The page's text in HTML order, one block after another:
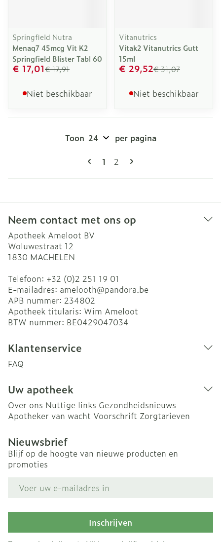
Springfield Nutra
Menaq7 45mcg Vit K2
Springfield Blister Tabl 60
€ 17,91
€ 17,01
Niet beschikbaar
Vitanutrics
Vitak2 Vitanutrics Gutt
15ml
€ 31,07
€ 29,52
Niet beschikbaar
Pagina's
U lees momenteel pagina
1 Pagina
2
Toon per pagina
Neem contact met ons op
Apotheek Ameloot BV
Woluwestraat 12
1830 MACHELEN
Telefoon: +32 (0)2 251 19 01
E-mailadres: amelooth@pandora.be
APB nummer: 234802
Apotheek titularis: Wim Ameloot
BTW nummer: BE0429047034
Klantenservice
FAQ
Uw apotheek
Over ons Nuttige links Gezondheidsnieuws
Apotheker van wacht Voorschrift Zorgtarieven
Nieuwsbrief
Blijf op de hoogte van nieuwe producten en
promoties
Inschrijven